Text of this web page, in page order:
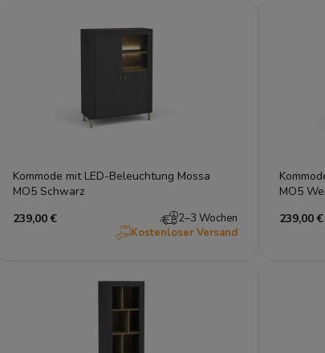
Kommode mit LED-Beleuchtung Mossa
MO5 Schwarz
239,00 €
2–3 Wochen
Kostenloser Versand
MO5
239,00 €